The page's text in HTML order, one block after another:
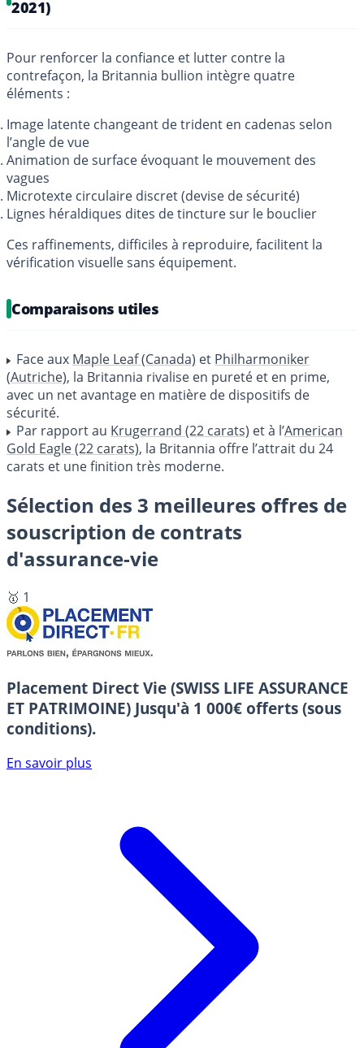
2021)
Pour renforcer la confiance et lutter contre la
contrefaçon, la Britannia bullion intègre quatre
éléments :
Image latente changeant de trident en cadenas selon
l’angle de vue
Animation de surface évoquant le mouvement des
vagues
Microtexte circulaire discret (devise de sécurité)
Lignes héraldiques dites de tincture sur le bouclier
Ces raffinements, difficiles à reproduire, facilitent la
vérification visuelle sans équipement.
Comparaisons utiles
Face aux Maple Leaf (Canada) et Philharmoniker
(Autriche), la Britannia rivalise en pureté et en prime,
avec un net avantage en matière de dispositifs de
sécurité.
Par rapport au Krugerrand (22 carats) et à l’American
Gold Eagle (22 carats), la Britannia offre l’attrait du 24
carats et une finition très moderne.
Sélection des 3 meilleures offres de
souscription de contrats
d'assurance-vie
🥇 1
Placement Direct Vie (SWISS LIFE ASSURANCE
ET PATRIMOINE) Jusqu'à 1 000€ offerts (sous
conditions).
En savoir plus